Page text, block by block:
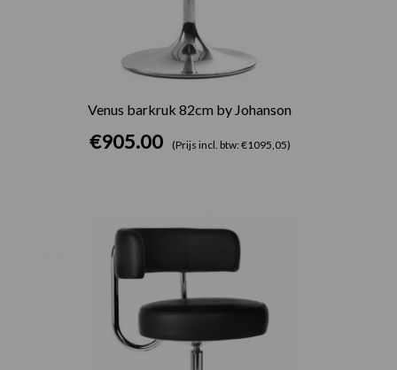
Venus barkruk 82cm by Johanson
€905.00 (Prijs incl. btw: €1095,05)